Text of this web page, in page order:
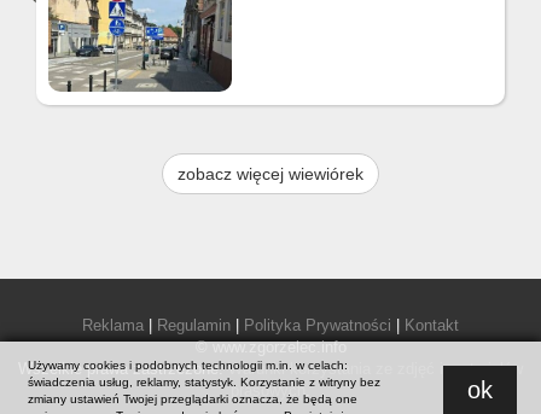
ok
Używamy cookies i podobnych technologii m.in. w celach:
świadczenia usług, reklamy, statystyk. Korzystanie z witryny bez
zmiany ustawień Twojej przeglądarki oznacza, że będą one
zobacz więcej wiewiórek
Reklama Regulamin Polityka Prywatności
Kontakt
© www.zgorzelec.info
Wszelkie prawa zastrzeżone.Warunki korzystania ze zdjęć i materiałów
prasowych .